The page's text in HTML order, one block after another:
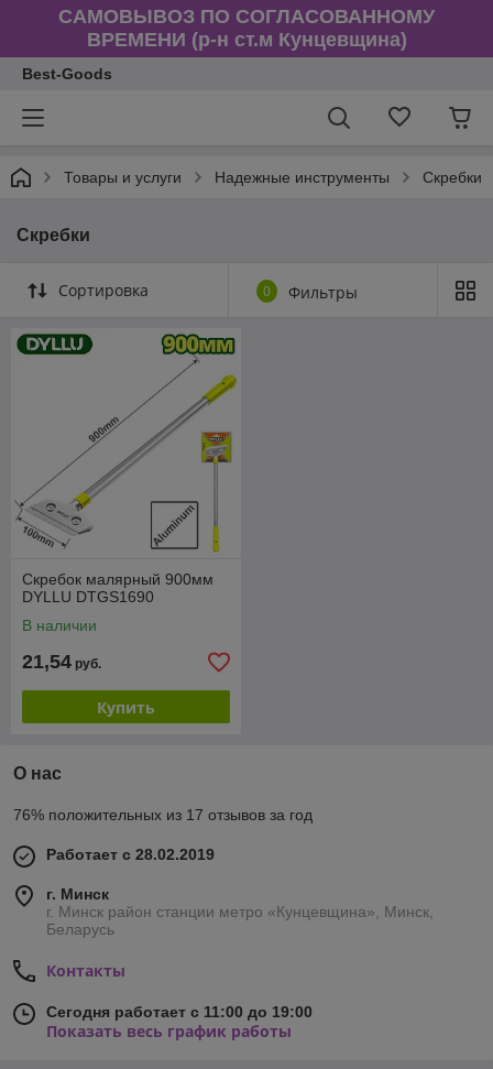
САМОВЫВОЗ ПО СОГЛАСОВАННОМУ
ВРЕМЕНИ (р-н ст.м Кунцевщина)
Best-Goods
Товары и услуги Надежные инструменты Скребки
Скребки
Сортировка 0 Фильтры
Скребок малярный 900мм
DYLLU DTGS1690
В наличии
21,54 руб.
Купить
О нас
76% положительных из 17 отзывов за год
Работает с 28.02.2019
г. Минск
г. Минск район станции метро «Кунцевщина», Минск,
Беларусь
Контакты
Сегодня работает с 11:00 до 19:00
Показать весь график работы